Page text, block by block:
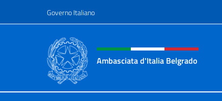
Governo Italiano
Intestazione sito, social e
Ambasciata d'Italia Belgrado